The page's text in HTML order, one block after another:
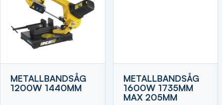
METALLBANDSÅG
1200W 1440MM
METALLBANDSÅG
1600W 1735MM
MAX 205MM